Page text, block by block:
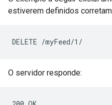
estiverem definidos
O servidor responde: